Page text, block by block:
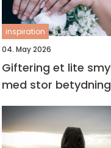
inspiration
04. May 2026
Giftering et lite smykke
med stor betydning